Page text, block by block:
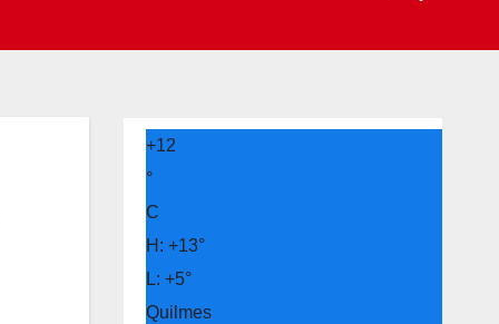
+12
°
C
H: +13°
L: +5°
Quilmes